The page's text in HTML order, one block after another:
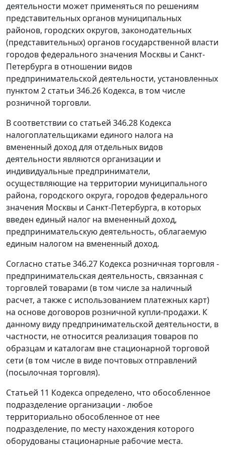
деятельности может применяться по решениям
представительных органов муниципальных
районов, городских округов, законодательных
(представительных) органов государственной власти
городов федерального значения Москвы и Санкт-
Петербурга в отношении видов
предпринимательской деятельности, установленных
пунктом 2 статьи 346.26 Кодекса, в том числе
розничной торговли.
В соответствии со статьей 346.28 Кодекса
налогоплательщиками единого налога на
вмененный доход для отдельных видов
деятельности являются организации и
индивидуальные предприниматели,
осуществляющие на территории муниципального
района, городского округа, городов федерального
значения Москвы и Санкт-Петербурга, в которых
введен единый налог на вмененный доход,
предпринимательскую деятельность, облагаемую
единым налогом на вмененный доход.
Согласно статье 346.27 Кодекса розничная торговля -
предпринимательская деятельность, связанная с
торговлей товарами (в том числе за наличный
расчет, а также с использованием платежных карт)
на основе договоров розничной купли-продажи. К
данному виду предпринимательской деятельности, в
частности, не относится реализация товаров по
образцам и каталогам вне стационарной торговой
сети (в том числе в виде почтовых отправлений
(посылочная торговля).
Статьей 11 Кодекса определено, что обособленное
подразделение организации - любое
территориально обособленное от нее
подразделение, по месту нахождения которого
оборудованы стационарные рабочие места.